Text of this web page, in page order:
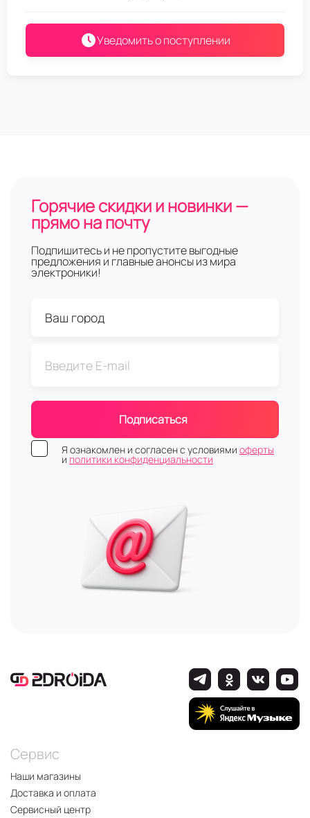
Уведомить о поступлении
Горячие скидки и новинки —
прямо на почту
Подпишитесь и не пропустите выгодные
предложения и главные анонсы из мира
электроники!
Подписаться
Я ознакомлен и согласен с условиями оферты
и политики конфиденциальности
Сервис
Наши магазины
Доставка и оплата
Сервисный центр